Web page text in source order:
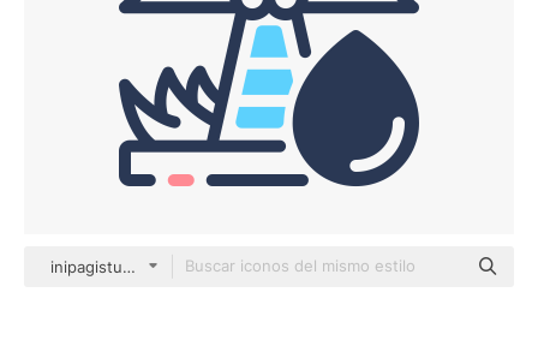
inipagistudio Mixed